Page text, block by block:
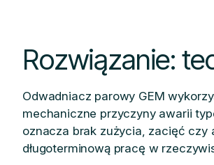
Rozwiązanie:
Odwadniacz parowy GEM
mechaniczne przyczyny awarii
oznacza brak zużycia, zacięć
długoterminową pracę w